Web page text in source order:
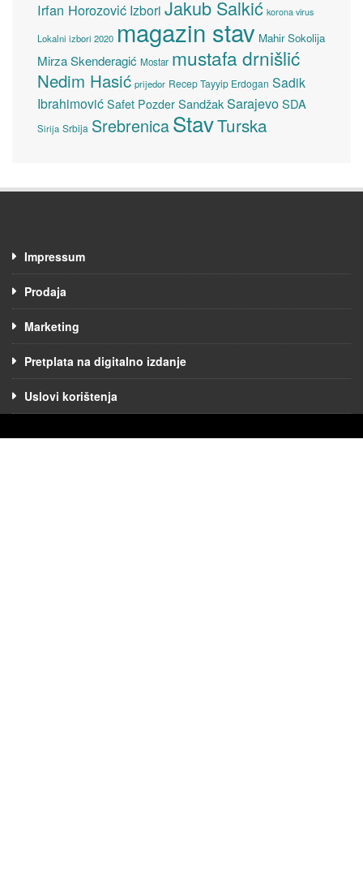
Irfan Horozović Izbori Jakub Salkić korona virus
Lokalni izbori 2020 magazin stav Mahir Sokolija
Mirza Skenderagić Mostar mustafa drnišlić
Nedim Hasić prijedor Recep Tayyip Erdogan Sadik
Ibrahimović Safet Pozder SandžakSarajevoSDA
Sirija Srbija SrebrenicaStavTurska
Impressum
Prodaja
Marketing
Pretplata na digitalno izdanje
Uslovi korištenja